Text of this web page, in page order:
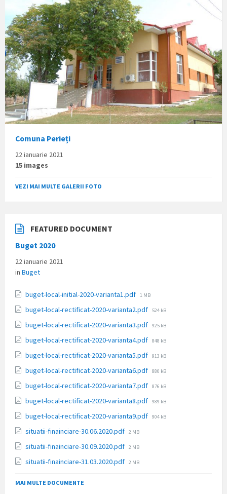
Comuna Perieți
22 ianuarie 2021
15 images
VEZI MAI MULTE GALERII FOTO
FEATURED DOCUMENT
Buget 2020
22 ianuarie 2021
in Buget
buget-local-initial-2020-varianta1.pdf File
1 MB
buget-local-rectificat-2020-varianta2.pdf File
524 kB
buget-local-rectificat-2020-varianta3.pdf File
925 kB
buget-local-rectificat-2020-varianta4.pdf File
848 kB
buget-local-rectificat-2020-varianta5.pdf File
913 kB
buget-local-rectificat-2020-varianta6.pdf File
880 kB
buget-local-rectificat-2020-varianta7.pdf File
876 kB
buget-local-rectificat-2020-varianta8.pdf File
989 kB
buget-local-rectificat-2020-varianta9.pdf File
904 kB
situatii-finainciare-30.06.2020.pdf File
2 MB
situatii-finainciare-30.09.2020.pdf File
2 MB
situatii-finainciare-31.03.2020.pdf File
2 MB
MAI MULTE DOCUMENTE